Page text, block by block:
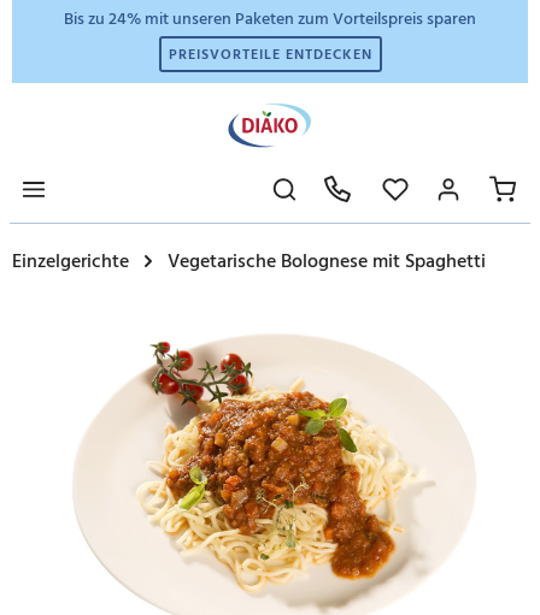
Bis zu 24% mit unseren Paketen zum Vorteilspreis sparen
PREISVORTEILE ENTDECKEN
Einzelgerichte Vegetarische Bolognese mit Spaghetti